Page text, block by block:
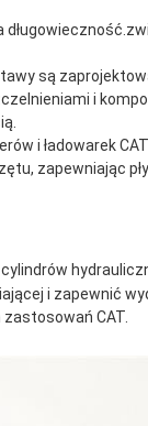
są
i
i ładowarek
zapewniając
i zapewnić
CAT.